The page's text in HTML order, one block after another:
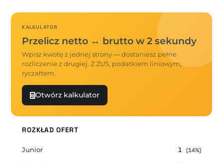
KALKULATOR
Przelicz netto ↔ brutto w 2 sekundy
Wpisz kwotę z jednej strony — dostaniesz pełne
rozliczenie z drugiej. Z ZUS, podatkiem liniowym,
ryczałtem.
Otwórz kalkulator
ROZKŁAD OFERT
Junior 1 (14%)